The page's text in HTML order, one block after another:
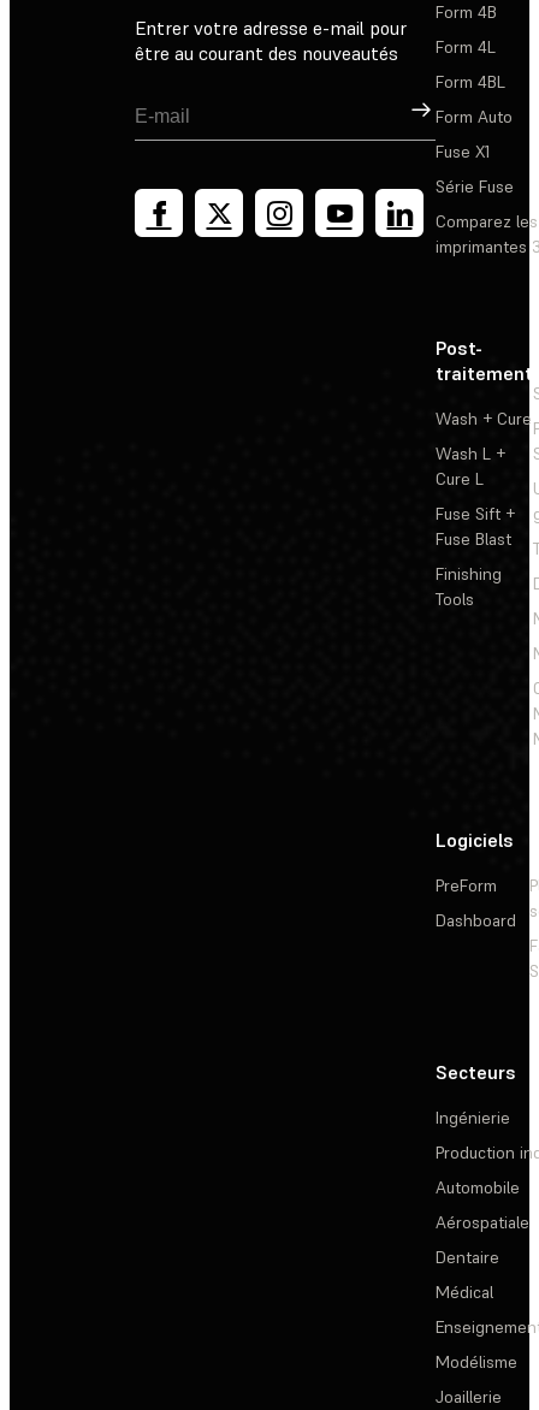
Entrer votre adresse e-mail pour
être au courant des nouveautés
Inscription
Form 4B
Form 4L
Form 4BL
Form Auto
Fuse X1
Série Fuse
Comparez les
imprimantes
Post-
traitement
Wash + Cure
Wash L +
Cure L
Fuse Sift +
Fuse Blast
Finishing
Tools
Logiciels
PreForm
Dashboard
Secteurs
Ingénierie
Production
Automobile
Aérospatiale
Dentaire
Médical
Modélisme
Joaillerie